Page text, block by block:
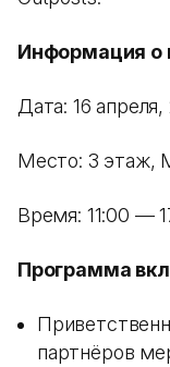
Информация о
Дата: 16
Место: 3 этаж,
Время: 11:00 —
Программа
партнёров